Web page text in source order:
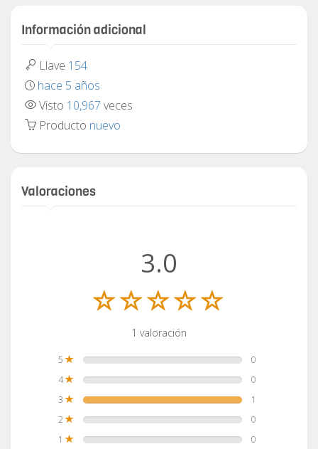
Información adicional
Llave 154
hace 5 años
Visto 10,967 veces
Producto nuevo
Valoraciones
3.0
1 valoración
5
0
4
0
3
1
2
0
1
0